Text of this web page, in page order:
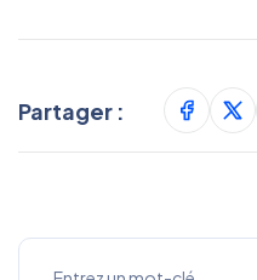
Partager :